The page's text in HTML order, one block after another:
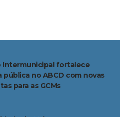
Intermunicipal fortalece
pública no ABCD com novas
para as GCMs